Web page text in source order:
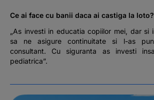
Ce ai face cu banii daca ai castiga la loto?
„As investi in educatia copiilor mei, dar si
sa ne asigure continuitate si l-as
consultant. Cu siguranta as investi
pediatrica”.